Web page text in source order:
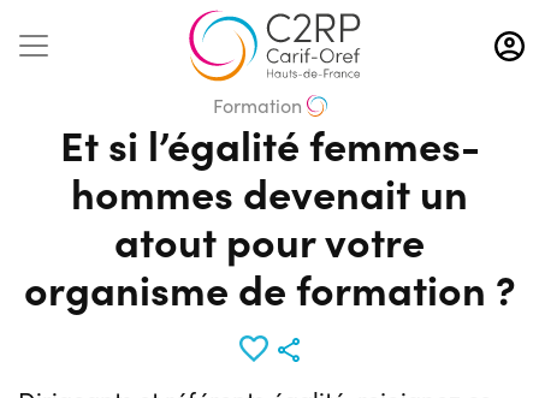
Aller
au
contenu
principal
Formation
Et si l’égalité femmes-
hommes devenait un
atout pour votre
organisme de formation ?